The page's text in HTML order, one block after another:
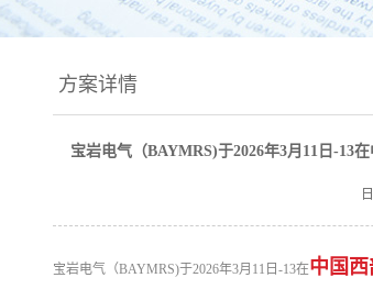
方案详情
宝岩电气（BAYMRS)于2026年3月11日-13
宝岩电气（BAYMRS)于2026年3月11日-13在中国